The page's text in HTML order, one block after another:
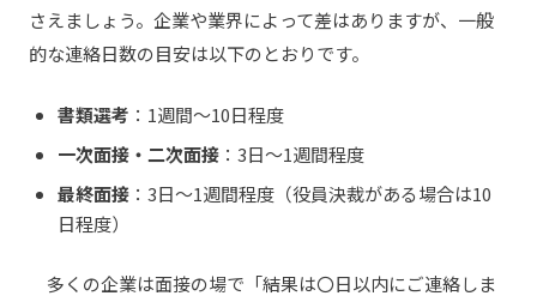
さえましょう。企業や業界によって差はありますが、一般
的な連絡日数の目安は以下のとおりです。
書類選考 ：1週間〜10日程度
一次面接・二次面接 ：3日〜1週間程度
最終面接 ：3日〜1週間程度（役員決裁がある場合は10
日程度）
多くの企業は面接の場で「結果は〇日以内にご連絡しま